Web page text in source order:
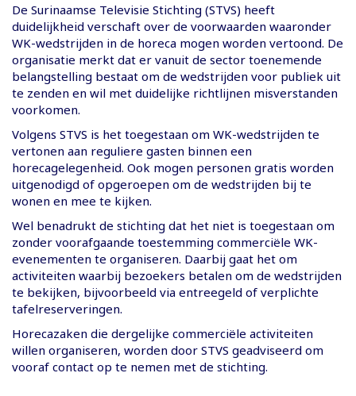
De Surinaamse Televisie Stichting (STVS) heeft
duidelijkheid verschaft over de voorwaarden waaronder
WK-wedstrijden in de horeca mogen worden vertoond. De
organisatie merkt dat er vanuit de sector toenemende
belangstelling bestaat om de wedstrijden voor publiek uit
te zenden en wil met duidelijke richtlijnen misverstanden
voorkomen.
Volgens STVS is het toegestaan om WK-wedstrijden te
vertonen aan reguliere gasten binnen een
horecagelegenheid. Ook mogen personen gratis worden
uitgenodigd of opgeroepen om de wedstrijden bij te
wonen en mee te kijken.
Wel benadrukt de stichting dat het niet is toegestaan om
zonder voorafgaande toestemming commerciële WK-
evenementen te organiseren. Daarbij gaat het om
activiteiten waarbij bezoekers betalen om de wedstrijden
te bekijken, bijvoorbeeld via entreegeld of verplichte
tafelreserveringen.
Horecazaken die dergelijke commerciële activiteiten
willen organiseren, worden door STVS geadviseerd om
vooraf contact op te nemen met de stichting.